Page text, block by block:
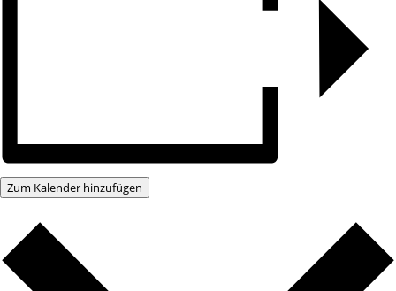
Zum Kalender hinzufügen